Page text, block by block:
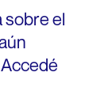
sobre el